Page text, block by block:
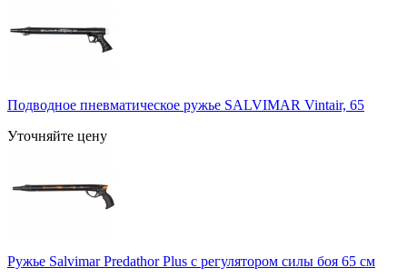
Подводное пневматическое ружье SALVIMAR Vintair, 65
Уточняйте цену
Ружье Salvimar Predathor Plus с регулятором силы боя 65 см